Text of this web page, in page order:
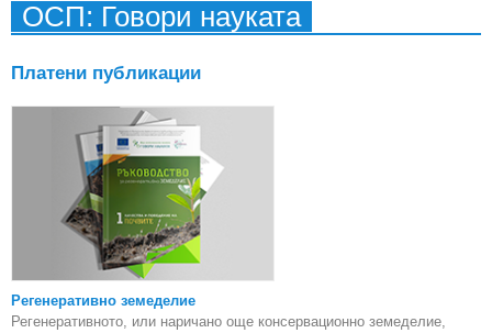
ОСП: Говори науката
Платени публикации
Регенеративно земеделие
Регенеративното, или наричано още консервационно земеделие,